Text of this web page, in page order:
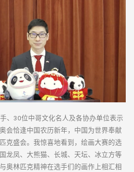
30位中哥文化名人及各协办单位表示
会恰逢中国农历新年，中国为世界奉献
克盛会。我惊喜地看到，绘画大赛的选
龙凤、大熊猫、长城、天坛、冰立方等
奥林匹克精神在选手们的画作上相汇相